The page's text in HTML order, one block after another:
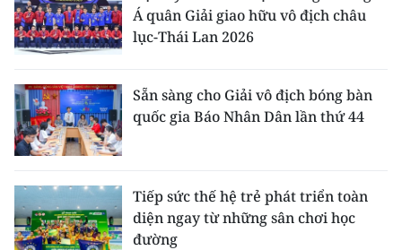
Á quân Giải giao hữu vô địch châu
lục-Thái Lan 2026
Sẵn sàng cho Giải vô địch bóng bàn
quốc gia Báo Nhân Dân lần thứ 44
Tiếp sức thế hệ trẻ phát triển toàn
diện ngay từ những sân chơi học
đường